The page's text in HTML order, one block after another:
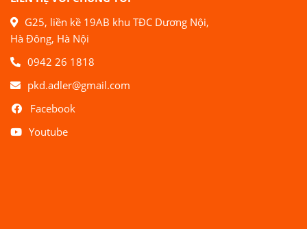
G25, liền kề 19AB khu TĐC Dương Nội,
Hà Đông, Hà Nội
0942 26 1818
pkd.adler@gmail.com
Facebook
Youtube